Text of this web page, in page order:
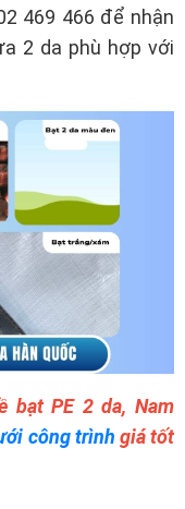
469 466 để nhận
2 da phù hợp với
bạt PE 2 da, Nam
công trình giá tốt